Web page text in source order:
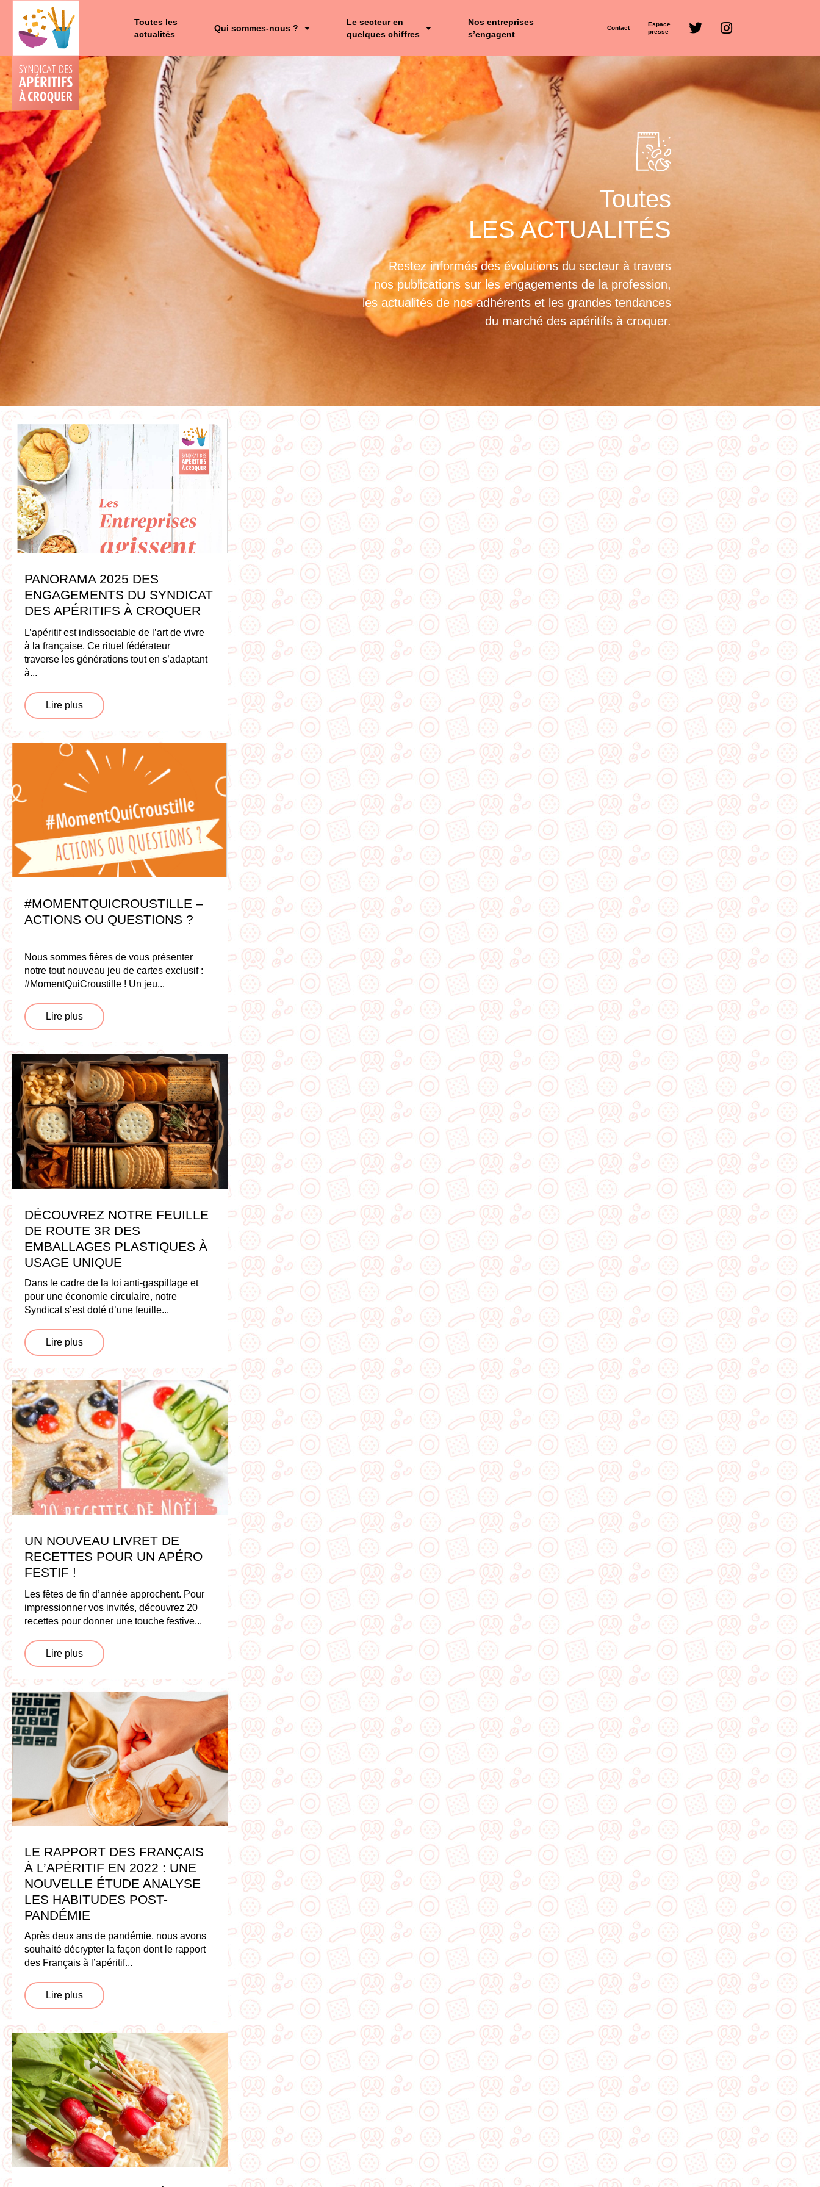
Toutes les
actualités
Qui sommes-nous ?
Le secteur en
quelques chiffres
Nos entreprises
s’engagent
Contact
Espace
presse
Toutes
LES ACTUALITÉS
Restez informés des évolutions du secteur à travers
nos publications sur les engagements de la profession,
les actualités de nos adhérents et les grandes tendances
du marché des apéritifs à croquer.
PANORAMA 2025 DES
ENGAGEMENTS DU SYNDICAT
DES APÉRITIFS À CROQUER
L’apéritif est indissociable de l’art de vivre
à la française. Ce rituel fédérateur
traverse les générations tout en s’adaptant
à...
Lire plus
#MOMENTQUICROUSTILLE –
ACTIONS OU QUESTIONS ?
Nous sommes fières de vous présenter
notre tout nouveau jeu de cartes exclusif :
#MomentQuiCroustille ! Un jeu...
Lire plus
DÉCOUVREZ NOTRE FEUILLE
DE ROUTE 3R DES
EMBALLAGES PLASTIQUES À
USAGE UNIQUE
Dans le cadre de la loi anti-gaspillage et
pour une économie circulaire, notre
Syndicat s’est doté d’une feuille...
Lire plus
UN NOUVEAU LIVRET DE
RECETTES POUR UN APÉRO
FESTIF !
Les fêtes de fin d’année approchent. Pour
impressionner vos invités, découvrez 20
recettes pour donner une touche festive...
Lire plus
LE RAPPORT DES FRANÇAIS
À L’APÉRITIF EN 2022 : UNE
NOUVELLE ÉTUDE ANALYSE
LES HABITUDES POST-
PANDÉMIE
Après deux ans de pandémie, nous avons
souhaité décrypter la façon dont le rapport
des Français à l’apéritif...
Lire plus